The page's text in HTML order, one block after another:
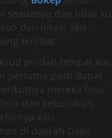
dan tidak ku
dan lokasi aku
terlibat.
pindah tempat kos
pertama pasti dapat
mereka bisa
dan kebutuhan.
Aku
di daerah Dago